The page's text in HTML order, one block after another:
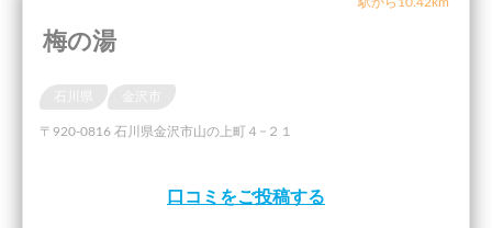
駅から10.42km
梅の湯
石川県
〒920-0816 石川県金沢市山の上町４−２１
口コミをご投稿する